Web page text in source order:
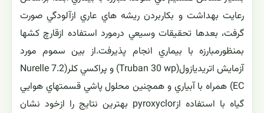
رعايت بهداشت و بكاربردن ريشه هاي عاري ازآلودگي صورت
گرفت، بعدها تحقيقات وسيعي درمورد استفاده ازقارچ كشها
بمنظورمبارزه با بيماري انجام پذيرفت.از بين سموم مورد
آزمايش اتريديازول(Truban 30 wp) و پراكسي كلر(Nurelle 7.2
EC) همراه با آبياري و همچنين محلول پاشي قسمتهاي هوايي
گياه با استفاده ازpyroxyclor بهترين نتايج را ازخود نشان